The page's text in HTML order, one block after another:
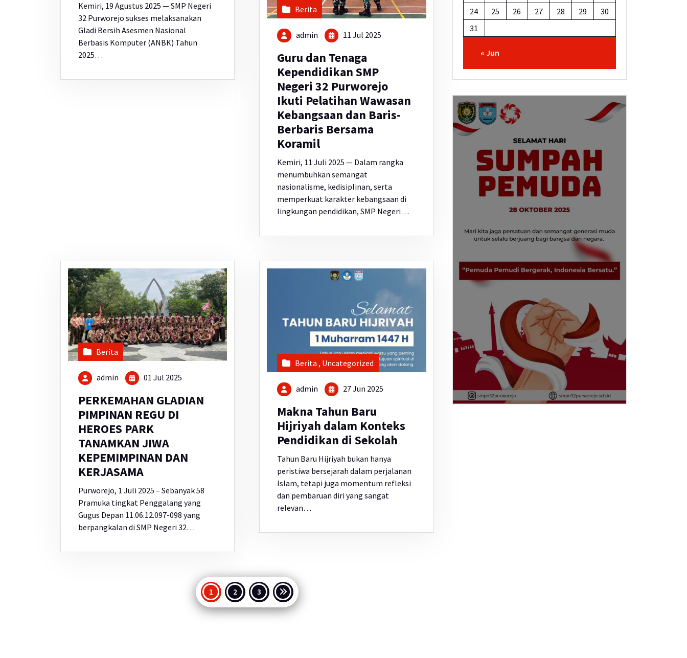
Kemiri, 19 Agustus 2025 — SMP Negeri
32 Purworejo sukses melaksanakan
Gladi Bersih Asesmen Nasional
Berbasis Komputer (ANBK) Tahun
2025…
Berita
admin 11 Jul 2025
Guru dan Tenaga
Kependidikan SMP
Negeri 32 Purworejo
Ikuti Pelatihan Wawasan
Kebangsaan dan Baris-
Berbaris Bersama
Koramil
Kemiri, 11 Juli 2025 — Dalam rangka
menumbuhkan semangat
nasionalisme, kedisiplinan, serta
memperkuat karakter kebangsaan di
lingkungan pendidikan, SMP Negeri…
Berita
admin 01 Jul 2025
PERKEMAHAN GLADIAN
PIMPINAN REGU DI
HEROES PARK
TANAMKAN JIWA
KEPEMIMPINAN DAN
KERJASAMA
Purworejo, 1 Juli 2025 – Sebanyak 58
Pramuka tingkat Penggalang yang
Gugus Depan 11.06.12.097-098 yang
berpangkalan di SMP Negeri 32…
Berita , Uncategorized
admin 27 Jun 2025
Makna Tahun Baru
Hijriyah dalam Konteks
Pendidikan di Sekolah
Tahun Baru Hijriyah bukan hanya
peristiwa bersejarah dalam perjalanan
Islam, tetapi juga momentum refleksi
dan pembaruan diri yang sangat
relevan…
Paginasi
pos
1 2 3
24
25 26 27 28 29
30
31
« Jun